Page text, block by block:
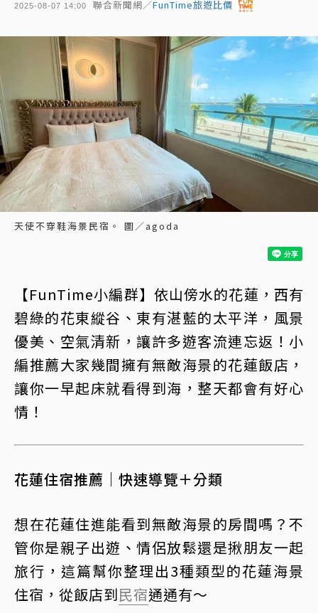
2025-08-07 14:00 聯合新聞網／FunTime旅遊比價
天使不穿鞋海景民宿。 圖／agoda
【FunTime小編群】依山傍水的花蓮，西有
碧綠的花東縱谷、東有湛藍的太平洋，風景
優美、空氣清新，讓許多遊客流連忘返！小
編推薦大家幾間擁有無敵海景的花蓮飯店，
讓你一早起床就看得到海，整天都會有好心
情！
花蓮住宿推薦｜快速導覽＋分類
想在花蓮住進能看到無敵海景的房間嗎？不
管你是親子出遊、情侶放鬆還是揪朋友一起
旅行，這篇幫你整理出3種類型的花蓮海景
住宿，從飯店到民宿通通有～